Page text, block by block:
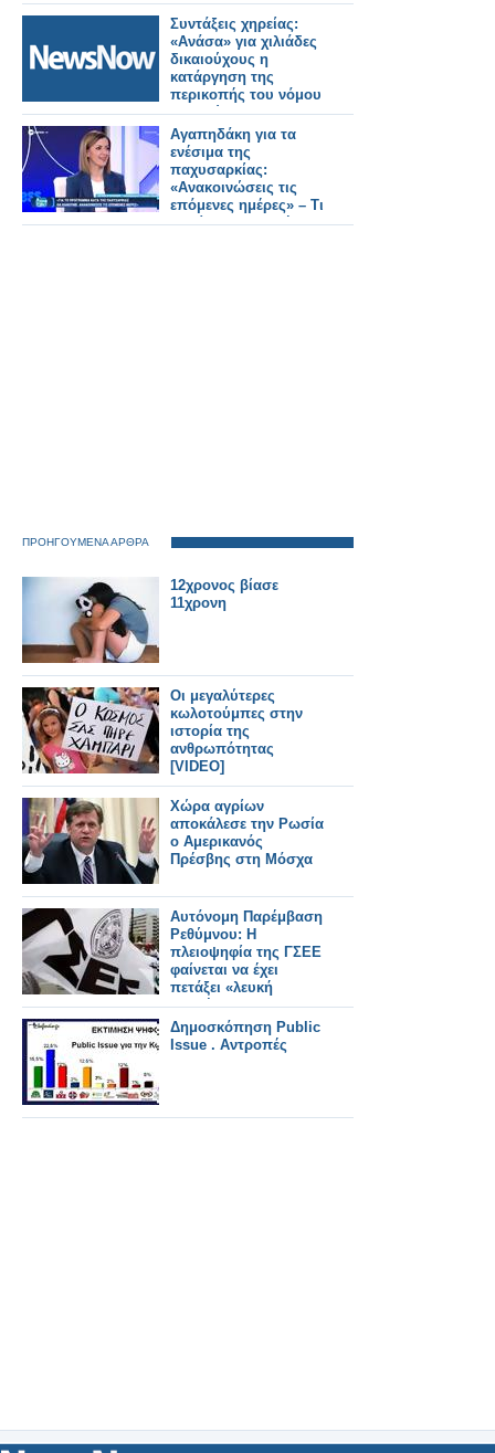
Συντάξεις χηρείας:
«Ανάσα» για χιλιάδες
δικαιούχους η
κατάργηση της
περικοπής του νόμου
Κατρούγκαλου –
Παραδείγματα.
Αγαπηδάκη για τα
ενέσιμα της
παχυσαρκίας:
«Ανακοινώσεις τις
επόμενες ημέρες» – Τι
θα γίνει με τους ήδη
ΠΡΟΗΓΟΥΜΕΝΑ ΑΡΘΡΑ
12χρονος βίασε
11χρονη
Οι μεγαλύτερες
κωλοτούμπες στην
ιστορία της
ανθρωπότητας
[VIDEO]
Χώρα αγρίων
αποκάλεσε την Ρωσία
ο Αμερικανός
Πρέσβης στη Μόσχα
Αυτόνομη Παρέμβαση
Ρεθύμνου: Η
πλειοψηφία της ΓΣΕΕ
φαίνεται να έχει
πετάξει «λευκή
πετσέτα»
Δημοσκόπηση Public
Issue . Αντροπές